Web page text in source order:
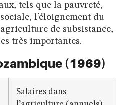
tels que la pauvreté,
sociale, l’éloignement du
de subsistance,
très importantes.
(1969)
Salaires dans